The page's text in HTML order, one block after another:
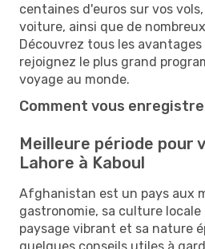
centaines d'euros sur vos
voiture, ainsi que de
Découvrez tous les avantages
rejoignez le plus grand
voyage au monde.
Comment vous
Meilleure période pour
Lahore à Kaboul
Afghanistan est un pays aux
gastronomie, sa culture locale
paysage vibrant et sa nature